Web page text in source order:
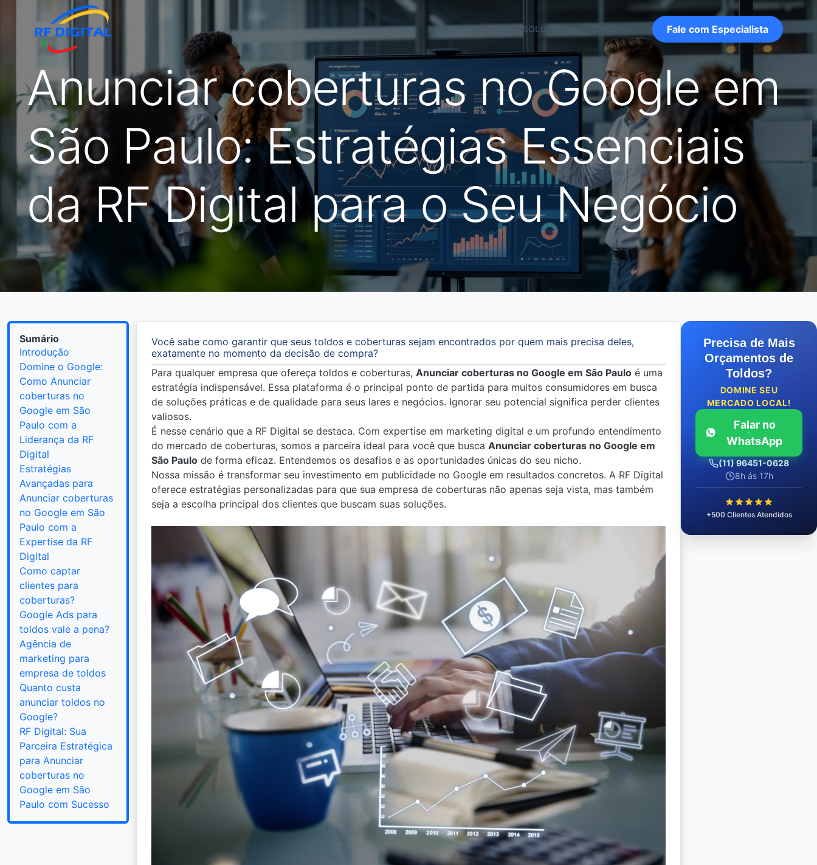
HOME SOBRE SOLUÇÕES Fale com Especialista
Anunciar coberturas no Google em
São Paulo: Estratégias Essenciais
da RF Digital para o Seu Negócio
Sumário
Introdução
Domine o Google:
Como Anunciar
coberturas no
Google em São
Paulo com a
Liderança da RF
Digital
Estratégias
Avançadas para
Anunciar coberturas
no Google em São
Paulo com a
Expertise da RF
Digital
Como captar
clientes para
coberturas?
Google Ads para
toldos vale a pena?
Agência de
marketing para
empresa de toldos
Quanto custa
anunciar toldos no
Google?
RF Digital: Sua
Parceira Estratégica
para Anunciar
coberturas no
Google em São
Paulo com Sucesso
Você sabe como garantir que seus toldos e coberturas sejam encontrados por quem mais precisa deles,
exatamente no momento da decisão de compra?
Para qualquer empresa que ofereça toldos e coberturas, Anunciar coberturas no Google em São Paulo é uma
estratégia indispensável. Essa plataforma é o principal ponto de partida para muitos consumidores em busca
de soluções práticas e de qualidade para seus lares e negócios. Ignorar seu potencial significa perder clientes
valiosos.
É nesse cenário que a RF Digital se destaca. Com expertise em marketing digital e um profundo entendimento
do mercado de coberturas, somos a parceira ideal para você que busca Anunciar coberturas no Google em
São Paulo de forma eficaz. Entendemos os desafios e as oportunidades únicas do seu nicho.
Nossa missão é transformar seu investimento em publicidade no Google em resultados concretos. A RF Digital
oferece estratégias personalizadas para que sua empresa de coberturas não apenas seja vista, mas também
seja a escolha principal dos clientes que buscam suas soluções.
Precisa de Mais
Orçamentos de
Toldos?
DOMINE SEU
MERCADO LOCAL!
Falar no
WhatsApp
(11) 96451-0628
8h ás 17h
+500 Clientes Atendidos